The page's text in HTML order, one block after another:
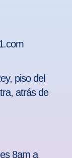
piso del
atrás de
8am a